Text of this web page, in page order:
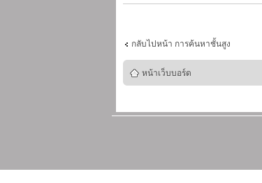
กลับไปหน้า การค้นหาชั้นสูง
หน้าเว็บบอร์ด